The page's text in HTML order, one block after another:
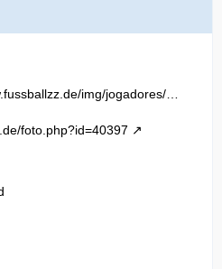
img/jogadores/…
foto.php?id=40397